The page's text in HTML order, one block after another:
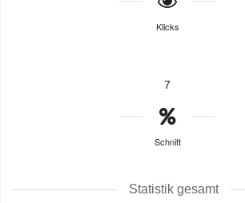
Klicks
7
Schnitt
Statistik gesamt